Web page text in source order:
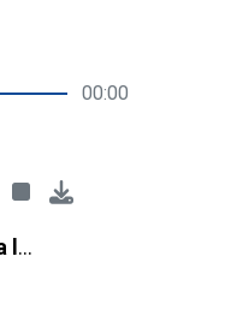
00:00
Homenaje a la Mujer